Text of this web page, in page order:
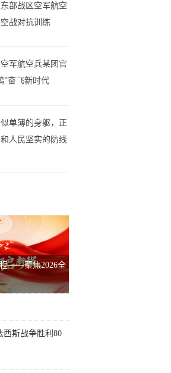
部战区空军航空
战对抗训练
军航空兵某团官
”奋飞新时代
单薄的身躯，正
人民坚实的防线
程——聚焦2026全
西斯战争胜利80